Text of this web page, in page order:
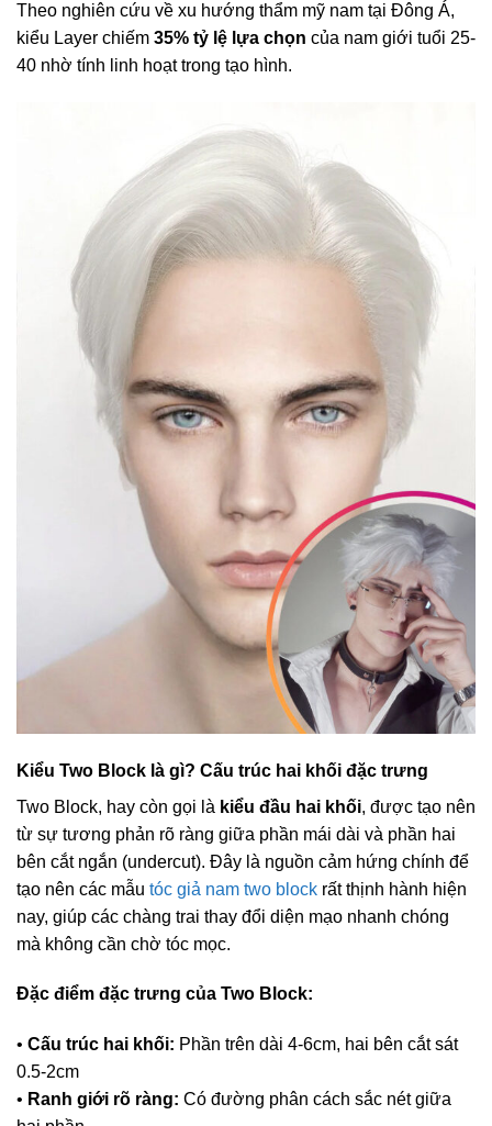
Theo nghiên cứu về xu hướng thẩm mỹ nam tại Đông Á,
kiểu Layer chiếm 35% tỷ lệ lựa chọn của nam giới tuổi 25-
40 nhờ tính linh hoạt trong tạo hình.
Kiểu Two Block là gì? Cấu trúc hai khối đặc trưng
Two Block, hay còn gọi là kiểu đầu hai khối, được tạo nên
từ sự tương phản rõ ràng giữa phần mái dài và phần hai
bên cắt ngắn (undercut). Đây là nguồn cảm hứng chính để
tạo nên các mẫu tóc giả nam two block rất thịnh hành hiện
nay, giúp các chàng trai thay đổi diện mạo nhanh chóng
mà không cần chờ tóc mọc.
Đặc điểm đặc trưng của Two Block:
• Cấu trúc hai khối: Phần trên dài 4-6cm, hai bên cắt sát
0.5-2cm
• Ranh giới rõ ràng: Có đường phân cách sắc nét giữa